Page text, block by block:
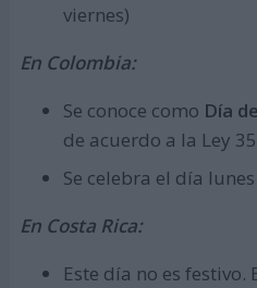
viernes)
En Colombia:
Se conoce como Día
de acuerdo a la Ley
Se celebra el día
En Costa Rica:
Este día no es festivo.